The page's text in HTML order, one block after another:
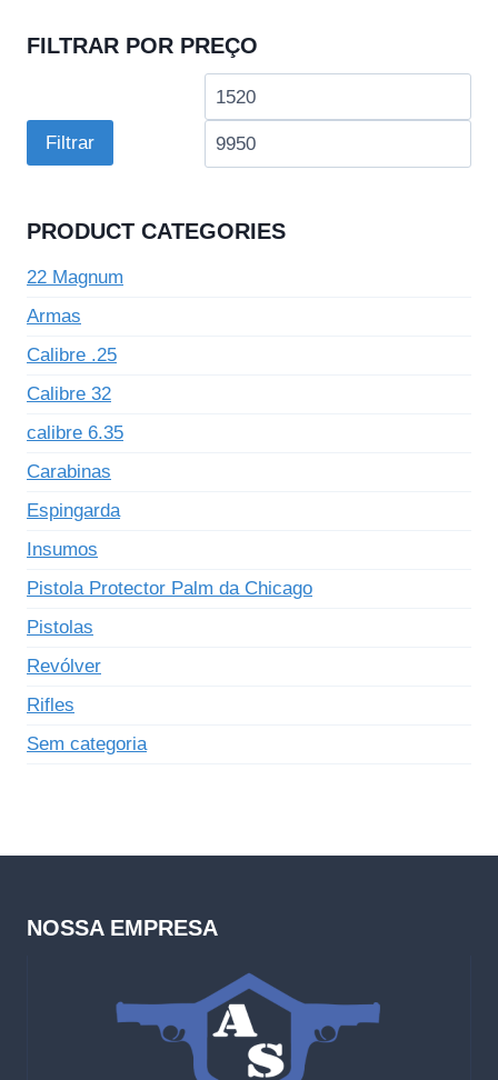
FILTRAR POR PREÇO
Preço
Filtrar
PRODUCT CATEGORIES
22 Magnum
Armas
Calibre .25
Calibre 32
calibre 6.35
Carabinas
Espingarda
Insumos
Pistola Protector Palm da Chicago
Pistolas
Revólver
Rifles
Sem categoria
NOSSA EMPRESA